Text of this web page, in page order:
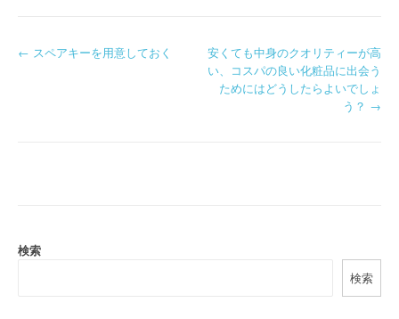
P
v
← スペアキーを用意しておく
安くても中身のクオリティーが高
い、コスパの良い化粧品に出会う
ためにはどうしたらよいでしょ
う？ →
検索
検索